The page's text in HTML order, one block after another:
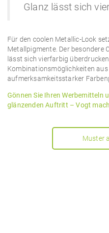
Glanz lässt sich
Für den coolen Metallic-Look
Metallpigmente. Der besondere
lässt sich vierfarbig
Kombinationsmöglichkeiten aus
aufmerksamkeitsstarker
Gönnen Sie Ihren Werbemitteln
glänzenden Auftritt – Vogt
Muster